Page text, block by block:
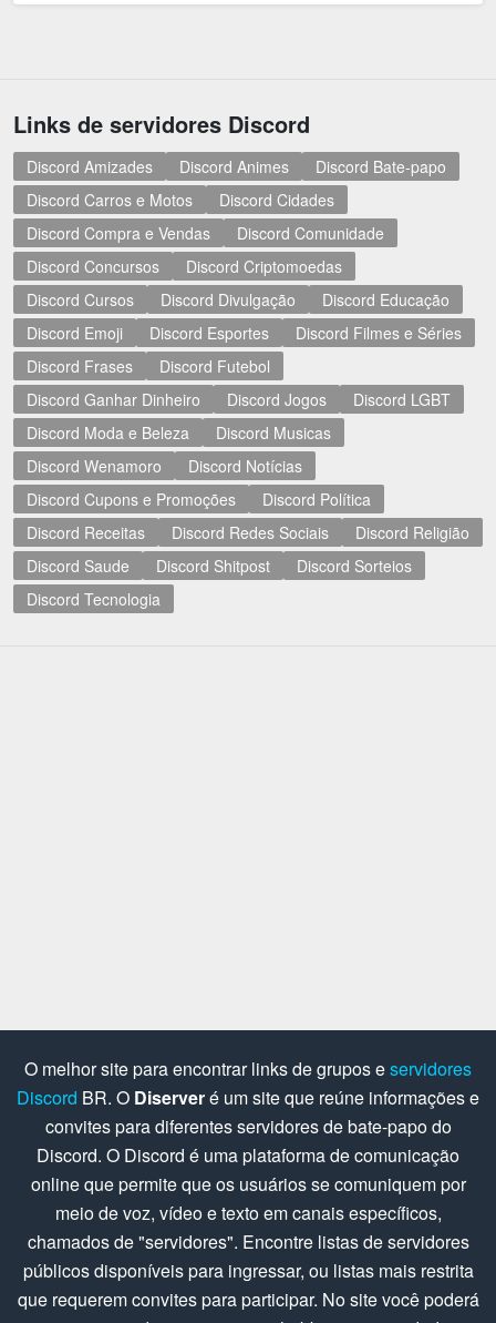
Links de servidores Discord
Discord Amizades Discord Animes
Discord Bate-papo
Discord Carros e Motos
Discord Cidades
Discord Compra e Vendas
Discord Comunidade
Discord Concursos
Discord Criptomoedas
Discord Cursos
Discord Divulgação
Discord Educação
Discord Emoji
Discord Esportes
Discord Filmes e Séries
Discord Frases
Discord Futebol
Discord Ganhar Dinheiro
Discord Jogos
Discord LGBT
Discord Moda e Beleza
Discord Musicas
Discord Wenamoro
Discord Notícias
Discord Cupons e Promoções
Discord Política
Discord Receitas
Discord Redes Sociais
Discord Religião
Discord Saude
Discord Shitpost
Discord Sorteios
Discord Tecnologia
O melhor site para encontrar links de grupos eservidores
Discord BR. O Diserveré um site que reúne informações e
convites para diferentes servidores de bate-papo do
Discord. O Discord é uma plataforma de comunicação
online que permite que os usuários se comuniquem por
meio de voz, vídeo e texto em canais específicos,
chamados de "servidores". Encontre listas de servidores
públicos disponíveis para ingressar, ou listas mais restrita
que requerem convites para participar. No site você poderá